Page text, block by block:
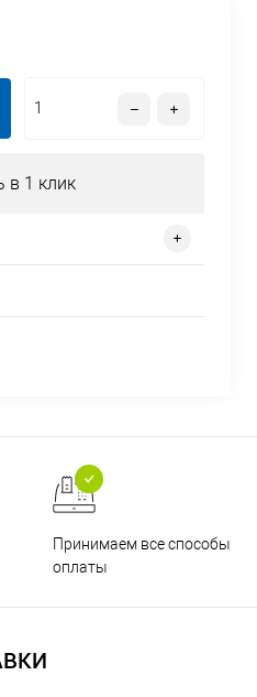
в 1 клик
Принимаем все способы
оплаты